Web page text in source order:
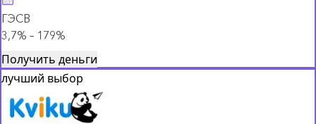
ГЭСВ
3,7% – 179%
Получить деньги
лучший выбор